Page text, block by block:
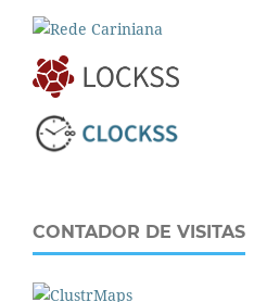
CONTADOR DE VISITAS